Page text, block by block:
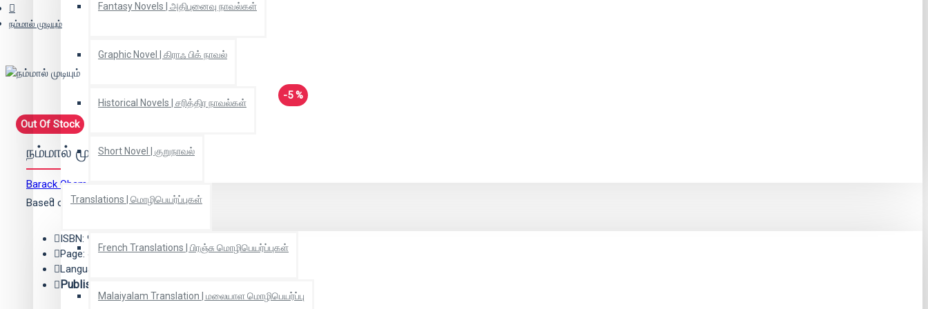
Fantasy Novels | அதிபுனைவு நாவல்கள்
Graphic Novel | கிராஃ பிக் நாவல்
Historical Novels | சரித்திர நாவல்கள்
Short Novel | குறுநாவல்
Translations | மொழிபெயர்ப்புகள்
French Translations | பிரஞ்சு மொழிபெயர்ப்புகள்
Malaiyalam Translation | மலையாள மொழிபெயர்ப்பு
நம்மால் முடியும்
-5 %
Out Of Stock
நம்மால் முடியும்
Barack Obama
Based on 0 reviews. - Write a review
ISBN: 9788184934663
Page: 456
Language: Tamil
Publisher: